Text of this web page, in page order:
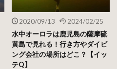
2020/09/13 2024/02/25
水中オーロラは鹿児島の薩摩硫
黄島で見れる！行き方やダイビ
ング会社の場所はどこ？【イッ
テQ】